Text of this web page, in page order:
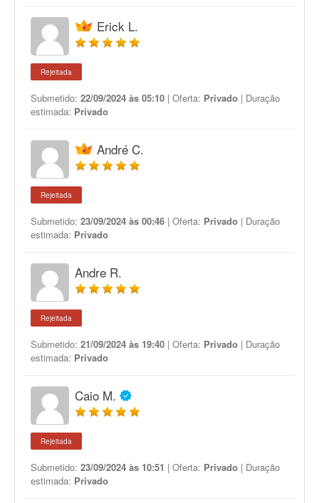
Erick L.
Rejeitada
Submetido: 22/09/2024 às 05:10 | Oferta: Privado | Duração
estimada: Privado
André C.
Rejeitada
Submetido: 23/09/2024 às 00:46 | Oferta: Privado | Duração
estimada: Privado
Andre R.
Rejeitada
Submetido: 21/09/2024 às 19:40 | Oferta: Privado | Duração
estimada: Privado
Caio M.
Rejeitada
Submetido: 23/09/2024 às 10:51 | Oferta: Privado | Duração
estimada: Privado